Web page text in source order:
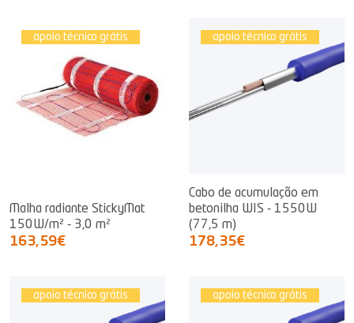
apoio técnico grátis
Malha radiante StickyMat
150W/m² - 3,0 m²
163,59€
apoio técnico grátis
Cabo de acumulação em
betonilha WIS - 1550W
(77,5 m)
178,35€
apoio técnico grátis apoio técnico grátis